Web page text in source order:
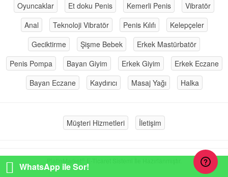
Oyuncaklar Et doku Penis Kemerli Penis
Vibratör
Anal
Teknoloji Vibratör Penis Kılıfı
Kelepçeler
Geciktirme
Şişme Bebek
Erkek Mastürbatör
Penis Pompa
Bayan Giyim Erkek Giyim
Erkek Eczane
Bayan Eczane
Kaydırıcı Masaj Yağı Halka
Müşteri Hizmetleri İletişim
WhatsApp ile Sor!